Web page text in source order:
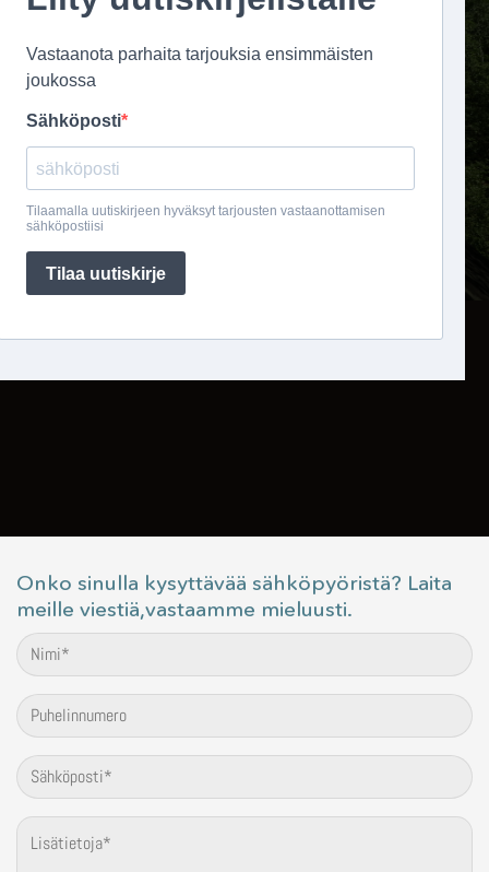
Onko sinulla kysyttävää sähköpyöristä? Laita
meille viestiä,vastaamme mieluusti.